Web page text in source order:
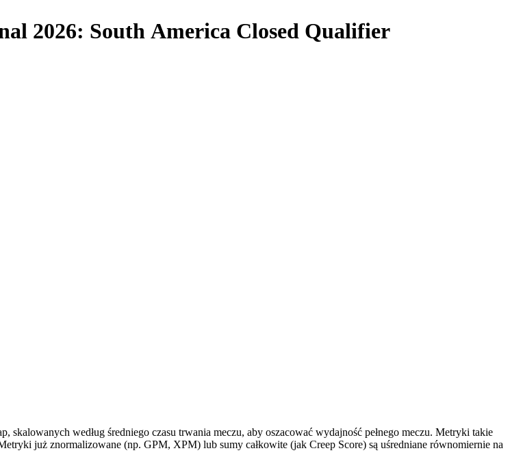
2026: South America Closed Qualifier
skalowanych według średniego czasu trwania meczu, aby oszacować wydajność pełnego meczu. Metryki takie
już znormalizowane (np. GPM, XPM) lub sumy całkowite (jak Creep Score) są uśredniane równomiernie na